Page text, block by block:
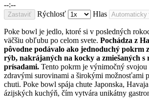
--:--
Zastaviť Rýchlosť Hlas
Poke bowl je jedlo, ktoré si v posledných
väčšiu obľubu po celom svete. Pochádza z
pôvodne podávalo ako jednoduchý pokrm
rýb, nakrájaných na kocky a zmiešaných s
prísadami. Tento pokrm je výnimočný svojou
zdravými surovinami a širokými možnosťami
chuti. Poke bowl spája chute Japonska,
ázijských kuchýň, čím vytvára unikátny